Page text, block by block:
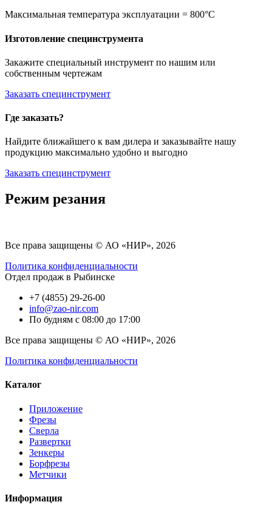
Максимальная температура эксплуатации = 800°C
Изготовление специнструмента
Закажите специальный инструмент по нашим или
собственным чертежам
Заказать специнструмент
Где заказать?
Найдите ближайшего к вам дилера и заказывайте нашу
продукцию максимально удобно и выгодно
Заказать специнструмент
Режим резания
Все права защищены © АО «НИР», 2026
Политика конфиденциальности
Отдел продаж в Рыбинске
+7 (4855) 29-26-00
info@zao-nir.com
По будням с 08:00 до 17:00
Все права защищены © АО «НИР», 2026
Политика конфиденциальности
Каталог
Приложение
Фрезы
Сверла
Развертки
Зенкеры
Борфрезы
Метчики
Информация